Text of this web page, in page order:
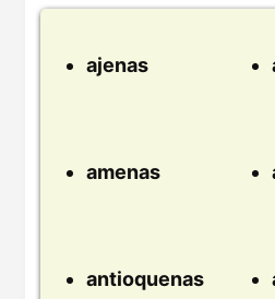
ajenas
amenas
antioquenas